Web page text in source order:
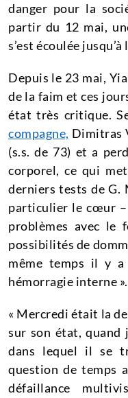
danger pour la
partir du 12 mai,
s’est écoulée
Depuis le 23 mai,
de la faim et ces
état très critique.
compagne, Dimitras
(s.s. de 73) et a
corporel, ce qui
derniers tests de G.
particulier le cœur –
problèmes avec le
possibilités de
même temps il y a
hémorragie interne ».
« Mercredi était la
sur son état, quand
dans lequel il se
question de temps
défaillance